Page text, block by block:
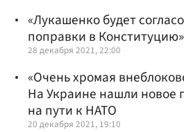
«Лукашенко будет
поправки в Конституцию»
28 декабря 2021, 22:00
«Очень хромая
На Украине нашли новое
на пути к НАТО
20 декабря 2021, 19:10